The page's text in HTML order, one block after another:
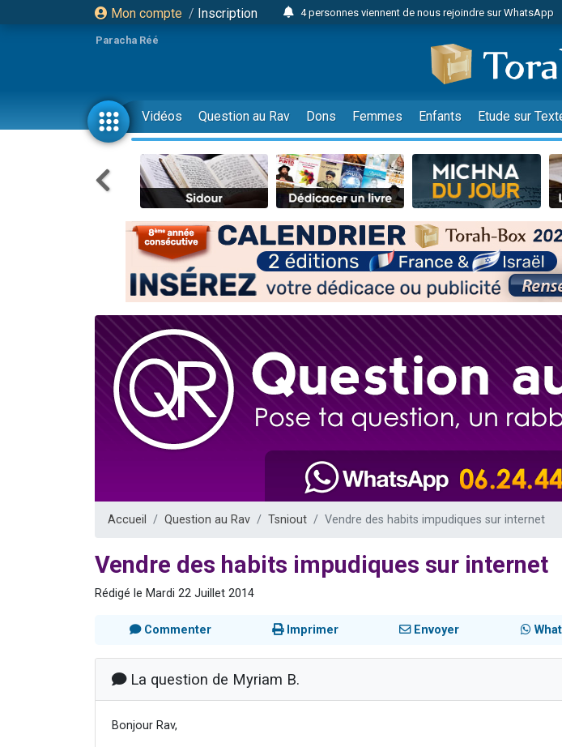
Mon compte / Inscription
4 personnes viennent de nous rejoindre sur WhatsApp
Odaya vient de donner son Maasser
3 personnes viennent de faire un don pour 5 jours
3 personnes viennent de faire un don pour Diane,
13 personnes viennent de demander une bénédiction
2 personnes viennent de nous rejoindre sur WhatsApp
30 personnes viennent de faire un don pour Sauvez
Il reste 49 places pour étudier en groupe sur Zoom
12 nouvelles musiques dans Torah-Box Music
3 personnes viennent de nous rejoindre sur WhatsApp
2 personnes viennent de nous rejoindre sur WhatsApp
3 personnes viennent de nous rejoindre sur WhatsApp
2 nouvelles musiques dans Torah-Box Music
8 personnes viennent de faire un don pour Tsédaka
Nouvelle émission radio : Visions de grandeur n°104 :
Ariel vient de donner son Maasser
Il reste 49 places pour étudier en groupe sur Zoom
Eva vient de donner son Maasser
Paracha Réé
Vidéos Question au Rav Dons Femmes Enfants Etude sur
Accueil Question au Rav Tsniout Vendre des habits impudiques sur internet
Vendre des habits impudiques sur internet
Rédigé le Mardi 22 Juillet 2014
Commenter Imprimer Envoyer
La question de Myriam B.
Bonjour Rav,